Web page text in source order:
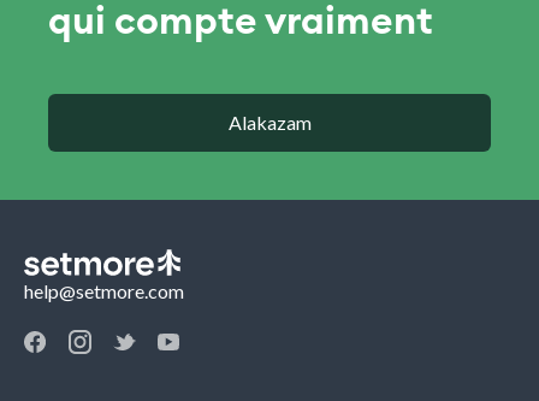
qui compte vraiment
Alakazam
help@setmore.com